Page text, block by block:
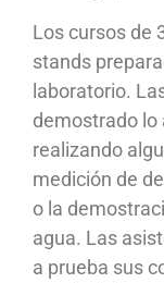
Los cursos de
stands
laboratorio.
demostrado lo
realizando
medición de
o la
agua. Las
a prueba sus